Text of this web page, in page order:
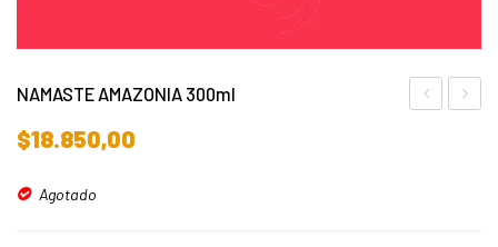
NAMASTE AMAZONIA 300ml
$18.850,00
Agotado